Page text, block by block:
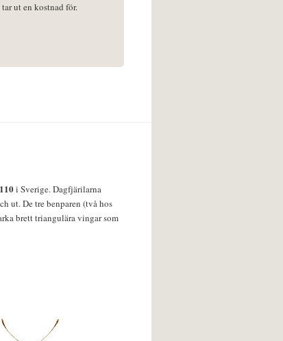
ut en kostnad för.
110i Sverige. Dagfjärilarna
ut. De tre benparen (två hos
brett triangulära vingar som